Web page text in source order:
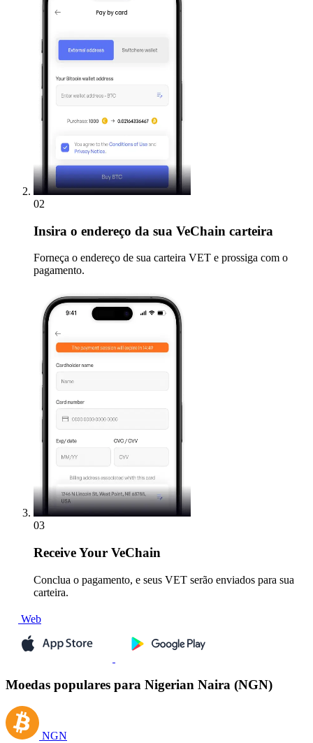
02
Insira o endereço da sua VeChain carteira
Forneça o endereço de sua carteira VET e prossiga com o
pagamento.
03
ReceiveYour VeChain
Conclua o pagamento, e seus VET serão enviados para sua
carteira.
Web
Moedas populares para Nigerian Naira (NGN)
NGN